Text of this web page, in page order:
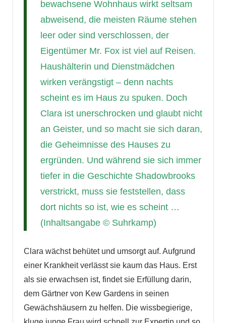
bewachsene Wohnhaus wirkt seltsam
abweisend, die meisten Räume stehen
leer oder sind verschlossen, der
Eigentümer Mr. Fox ist viel auf Reisen.
Haushälterin und Dienstmädchen
wirken verängstigt – denn nachts
scheint es im Haus zu spuken. Doch
Clara ist unerschrocken und glaubt nicht
an Geister, und so macht sie sich daran,
die Geheimnisse des Hauses zu
ergründen. Und während sie sich immer
tiefer in die Geschichte Shadowbrooks
verstrickt, muss sie feststellen, dass
dort nichts so ist, wie es scheint …
(Inhaltsangabe © Suhrkamp)
Clara wächst behütet und umsorgt auf. Aufgrund
einer Krankheit verlässt sie kaum das Haus. Erst
als sie erwachsen ist, findet sie Erfüllung darin,
dem Gärtner von Kew Gardens in seinen
Gewächshäusern zu helfen. Die wissbegierige,